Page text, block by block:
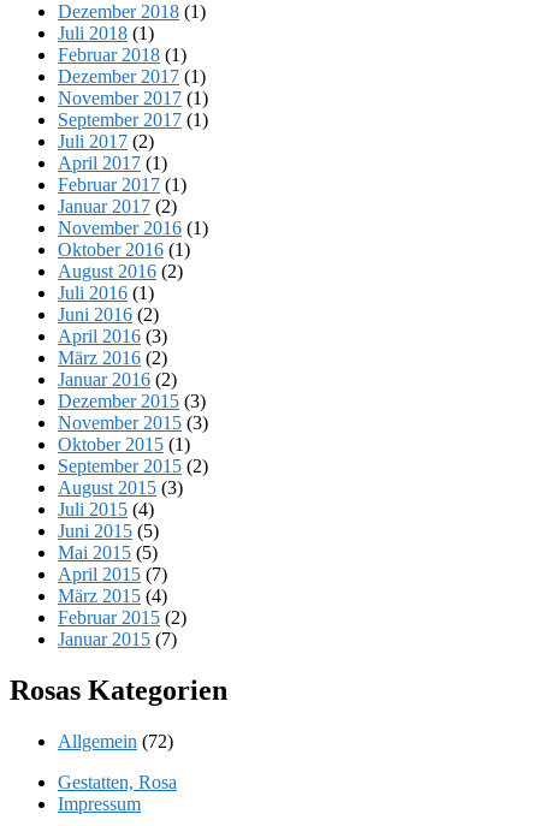
Dezember 2018 (1)
Juli 2018 (1)
Februar 2018 (1)
Dezember 2017 (1)
November 2017 (1)
September 2017 (1)
Juli 2017 (2)
April 2017 (1)
Februar 2017 (1)
Januar 2017 (2)
November 2016 (1)
Oktober 2016 (1)
August 2016 (2)
Juli 2016 (1)
Juni 2016 (2)
April 2016 (3)
März 2016 (2)
Januar 2016 (2)
Dezember 2015 (3)
November 2015 (3)
Oktober 2015 (1)
September 2015 (2)
August 2015 (3)
Juli 2015 (4)
Juni 2015 (5)
Mai 2015 (5)
April 2015 (7)
März 2015 (4)
Februar 2015 (2)
Januar 2015 (7)
Rosas Kategorien
Allgemein (72)
Gestatten, Rosa
Impressum